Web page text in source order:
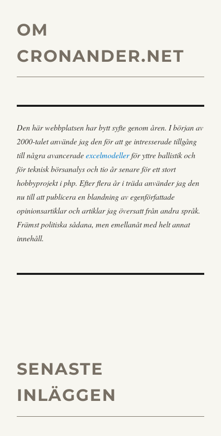
OM
CRONANDER.NET
Den här webbplatsen har bytt syfte genom åren. I början av
2000-talet använde jag den för att ge intresserade tillgång
till några avanceradeexcelmodellerför yttre ballistik och
för teknisk börsanalys och tio år senare för ett stort
hobbyprojekt i php. Efter flera år i träda använder jag den
nu till att publicera en blandning av egenförfattade
opinionsartiklar och artiklar jag översatt från andra språk.
Främst politiska sådana, men emellanåt med helt annat
innehåll.
SENASTE
INLÄGGEN